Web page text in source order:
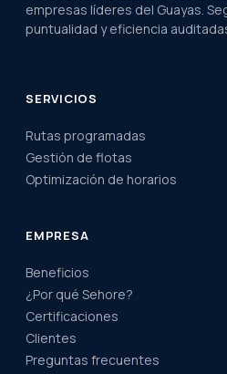
empresas líderes del Guayas.
puntualidad y eficiencia
SERVICIOS
Rutas programadas
Gestión de flotas
Optimización de horarios
EMPRESA
Beneficios
¿Por qué Sehore?
Certificaciones
Clientes
Preguntas frecuentes